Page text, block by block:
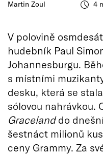
Martin Zoul
4
V polovině
hudebník Paul
Johannesburgu.
s místními
desku, která se
sólovou nahrávkou.
Gracelanddo
šestnáct milionů
ceny Grammy. Za